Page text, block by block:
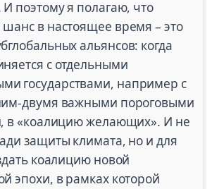
поэтому я полагаю, что
в настоящее время – это
альянсов: когда
с отдельными
государствами, например с
двумя важными пороговыми
в «коалицию желающих». И не
защиты климата, но и для
коалицию новой
эпохи, в рамках которой